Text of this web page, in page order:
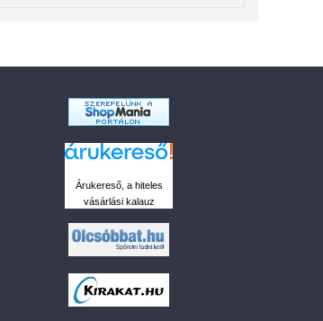
Árukereső, a hiteles
vásárlási kalauz